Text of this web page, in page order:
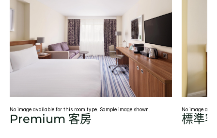
No image available for this room type. Sample image shown.
Premium 客房
No image
標準